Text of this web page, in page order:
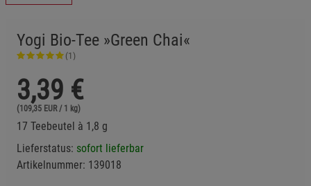
Yogi Bio-Tee »Green Chai«
(1)
3,39 €
(109,35 EUR / 1 kg)
17 Teebeutel à 1,8 g
Lieferstatus: sofort lieferbar
Artikelnummer: 139018